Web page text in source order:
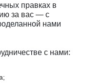
правках в
за вас — с
нами
с нами: